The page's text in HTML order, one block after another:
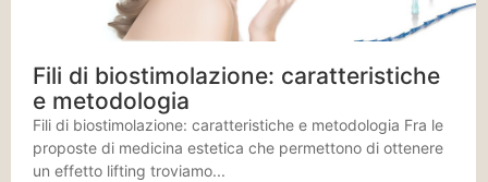
Fili di biostimolazione: caratteristiche
e metodologia
Fili di biostimolazione: caratteristiche e metodologia Fra le
proposte di medicina estetica che permettono di ottenere
un effetto lifting troviamo...